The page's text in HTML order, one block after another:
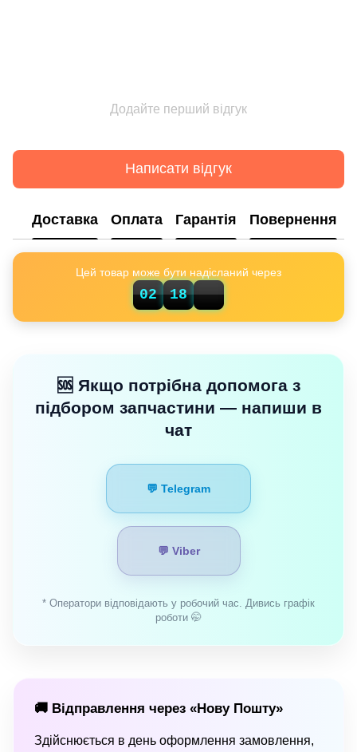
Додайте перший відгук
Написати відгук
Доставка Оплата Гарантія Повернення
Цей товар може бути надісланий через
02 18 13
🆘 Якщо потрібна допомога з
підбором запчастини — напиши в
чат
💬 Telegram
💬 Viber
* Оператори відповідають у робочий час. Дивись графік
роботи 🤭
🚚 Відправлення через «Нову Пошту»
Здійснюється в день оформлення замовлення,